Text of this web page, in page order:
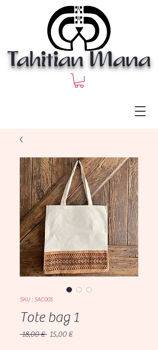
Tahitian Mana
SKU : SAC005
Tote bag 1
18,00 € Prix
15,00 €Prix